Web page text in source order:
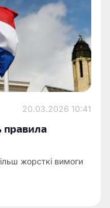
20.03.2026 10:41
правила
жорсткі вимоги